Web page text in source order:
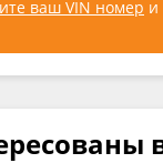
ваш VIN номер